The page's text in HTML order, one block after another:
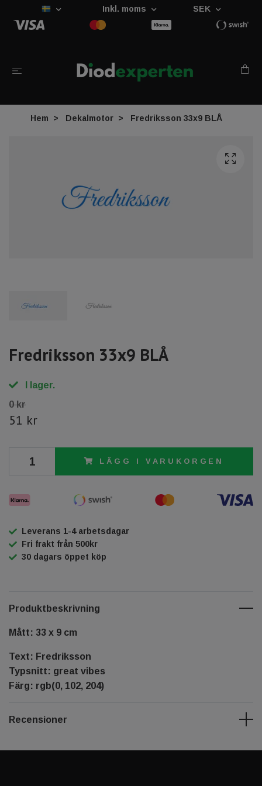
Inkl. moms SEK
Hem Dekalmotor Fredriksson 33x9 BLÅ
Fredriksson 33x9 BLÅ
I lager.
0 kr
51 kr
LÄGG I VARUKORGEN
Leverans 1-4 arbetsdagar
Fri frakt från 500kr
30 dagars öppet köp
Produktbeskrivning
Mått: 33 x 9 cm
Text: Fredriksson
Typsnitt: great vibes
Färg: rgb(0, 102, 204)
Recensioner